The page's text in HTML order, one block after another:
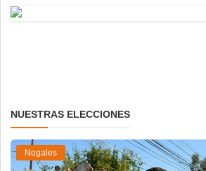
NUESTRAS ELECCIONES
Nogales